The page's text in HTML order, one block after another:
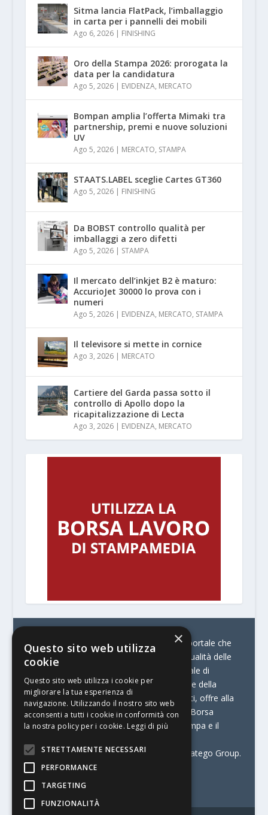
Sitma lancia FlatPack, l’imballaggio
in carta per i pannelli dei mobili
Ago 6, 2026| FINISHING
Oro della Stampa 2026: prorogata la
data per la candidatura
Ago 5, 2026| EVIDENZA, MERCATO
Bompan amplia l’offerta Mimaki tra
partnership, premi e nuove soluzioni
UV
Ago 5, 2026| MERCATO, STAMPA
STAATS.LABEL sceglie Cartes GT360
Ago 5, 2026| FINISHING
Da BOBST controllo qualità per
imballaggi a zero difetti
Ago 5, 2026| STAMPA
Il mercato dell’inkjet B2 è maturo:
AccurioJet 30000 lo prova con i
numeri
Ago 5, 2026| EVIDENZA, MERCATO, STAMPA
Il televisore si mette in cornice
Ago 3, 2026| MERCATO
Cartiere del Garda passa sotto il
controllo di Apollo dopo la
ricapitalizzazione di Lecta
Ago 3, 2026| EVIDENZA, MERCATO
© Stratego Group –
stampamedia.net è il portale che
racconta le innovazioni tecnologiche e l’attualità delle
aziende di stampa e di converting. È il portale di
riferimento per chi opera in Italia nel settore della
comunicazione stampata. Oltre ai contenuti, offre alla
propria community diversi servizi come:
la Borsa
Lavoro, la Print Connection, i Big della Stampa e il
Stampamedia.net è una delle testate di Stratego Group.
Partita IVA07921450156
×
Questo sito web utilizza
cookie
Questo sito web utilizza i cookie per
migliorare la tua esperienza di
navigazione. Utilizzando il nostro sito web
acconsenti a tutti i cookie in conformità con
la nostra policy per i cookie. Leggi di più
STRETTAMENTE NECESSARI
PERFORMANCE
TARGETING
FUNZIONALITÀ